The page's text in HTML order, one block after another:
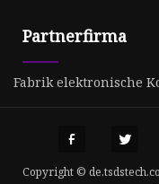
Partnerfirma
Fabrik elektronische
Copyright ©